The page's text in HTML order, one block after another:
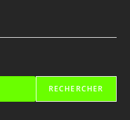
RECHERCHER